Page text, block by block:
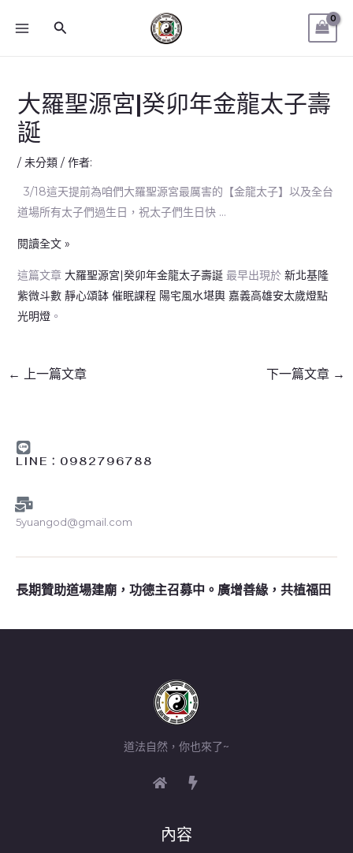
搜
大羅聖源宮|癸卯年金龍太子壽
誕
/ 未分類/ 作者:
3/18這天提前為咱們大羅聖源宮最厲害的【金龍太子】以及全台
道場所有太子們過生日，祝太子們生日快 …
羅
宮|
癸
卯
龍
太
誕
閱讀全文 »
這篇文章 大羅聖源宮|癸卯年金龍太子壽誕最早出現於 新北基隆
紫微斗數 靜心頌缽 催眠課程 陽宅風水堪輿 嘉義高雄安太歲燈點
光明燈。
← 上一篇文章 下一篇文章 →
LINE︰0982796788
5yuangod@gmail.com
長期贊助道場建廟，功德主召募中。廣增善緣，共植福田
道法自然，你也來了~
內容